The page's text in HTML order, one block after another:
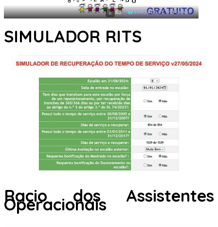
× AD POWERED BY WEFORADS
SIMULADOR RITS
Racio dos Assistentes
Operacionais